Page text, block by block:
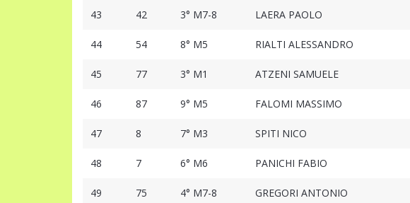
43 42 3° M7-8 LAERA PAOLO
44 54 8° M5 RIALTI ALESSANDRO
45 77 3° M1 ATZENI SAMUELE
46 87 9° M5 FALOMI MASSIMO
47 8 7° M3 SPITI NICO
48 7 6° M6 PANICHI FABIO
49 75 4° M7-8 GREGORI ANTONIO